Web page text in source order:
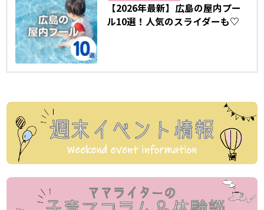
【2026年最新】広島の屋内プー
ル10選！人気のスライダーも♡